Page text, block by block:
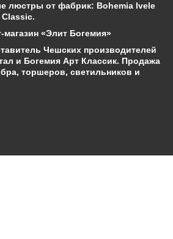
люстры от фабрик: Bohemia Ivele
магазин «Элит Богемия»
Чешских производителей
и Богемия Арт Классик. Продажа
торшеров, светильников и